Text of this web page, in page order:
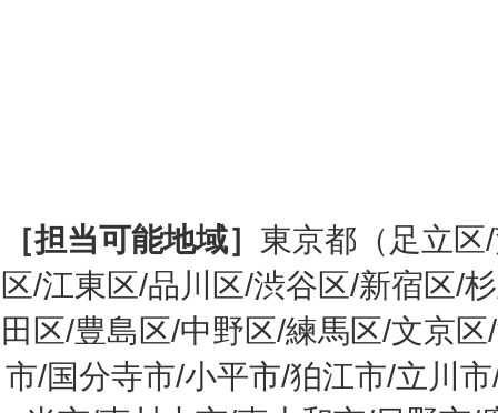
［担当可能地域］ 東京都（足立
区/江東区/品川区/渋谷区/新宿区/
田区/豊島区/中野区/練馬区/文京
市/国分寺市/小平市/狛江市/立川